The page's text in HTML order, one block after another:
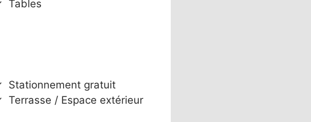
Tables
Stationnement gratuit
Terrasse / Espace extérieur